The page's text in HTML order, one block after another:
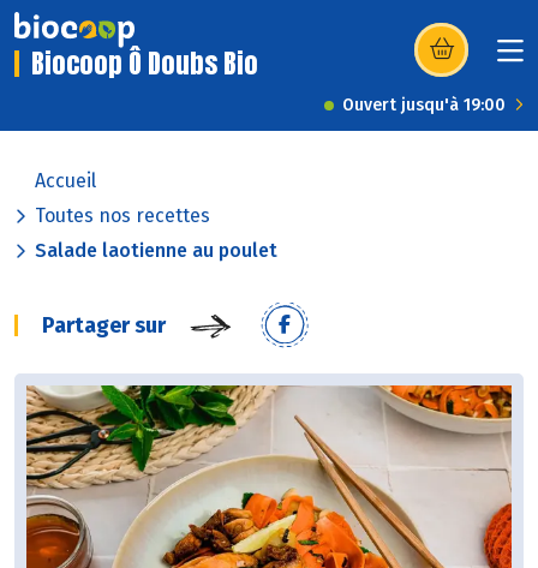
Biocoop Ô Doubs Bio (s’ouvre dans
Ouvert jusqu'à 19:00
Accueil
Toutes nos recettes
Salade laotienne au poulet
Partager sur